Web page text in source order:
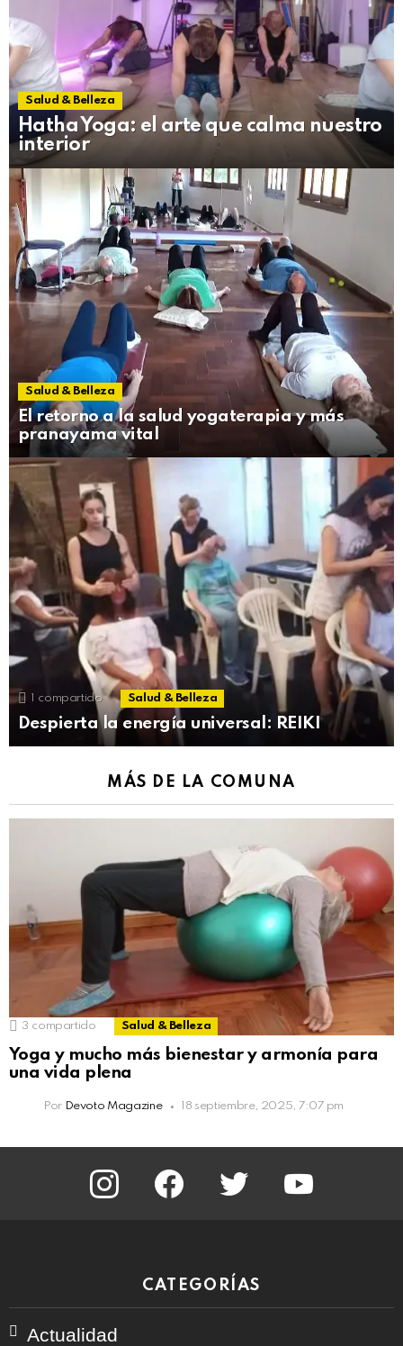
Salud & Belleza
Hatha Yoga: el arte que calma nuestro
interior
Salud & Belleza
El retorno a la salud yogaterapia y más
pranayama vital
compartido Salud & Belleza
Despierta la energía universal: REIKI
MÁS DE LA COMUNA
3 compartido Salud & Belleza
Yoga y mucho más bienestar y armonía para
una vida plena
Por Devoto Magazine 18 septiembre, 2025, 7:07 pm
instagram facebook twitter
CATEGORÍAS
Actualidad